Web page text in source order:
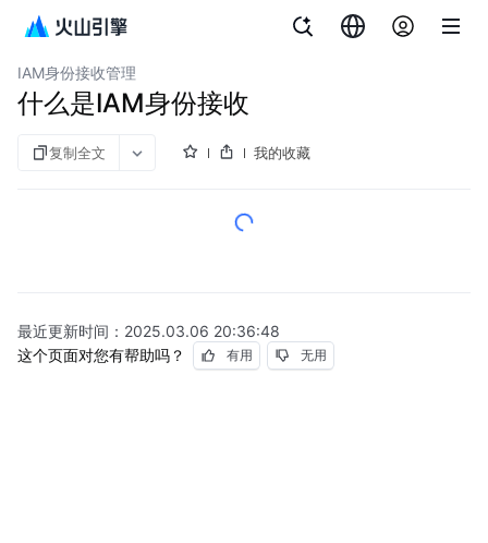
消息中心
IAM身份接收管理
什么是IAM身份接收
复制全文 我的收藏
最近更新时间： 2025.03.06 20:36:48
这个页面对您有帮助吗？
有用 无用